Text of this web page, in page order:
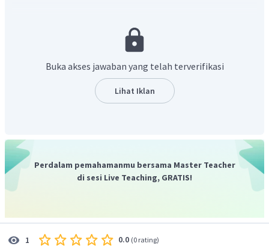
Orde reaksi terhadap A = 0.
Orde reaksi terhadap B = 1.
Orde total = 1.
Dengan demikian, grafik dari persamaan laju tersebut
merupakan grafik berorde satu yang berarti laju reaksi
Buka akses jawaban yang telah terverifikasi
Lihat Iklan
Perdalam pemahamanmu bersama Master Teacher
di sesi Live Teaching, GRATIS!
1 0.0 (0 rating)